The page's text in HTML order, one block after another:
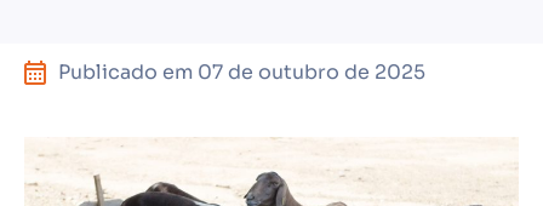
Publicado em 07 de outubro de 2025